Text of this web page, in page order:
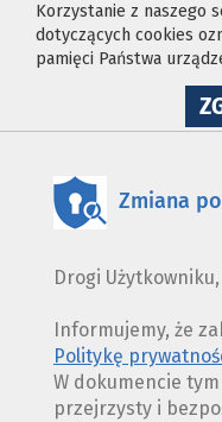
Korzystanie z naszego
dotyczących cookies
pamięci Państwa
Zmiana
Drogi Użytkowniku,
Informujemy, że
Politykę
W dokumencie
przejrzysty i